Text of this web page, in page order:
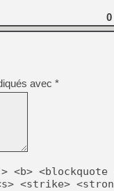
[LS] [PS5] Premiers 0
avec *
<blockquote
<strike>